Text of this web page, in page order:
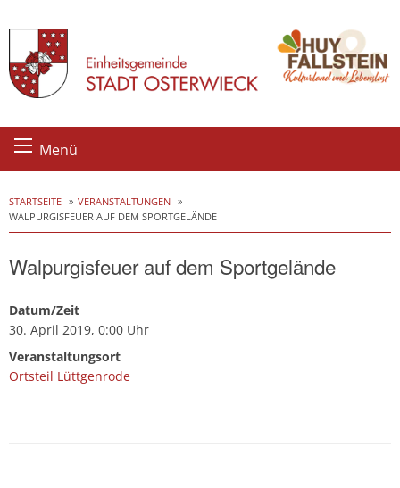
Skip
Menü
STARTSEITE
VERANSTALTUNGEN
WALPURGISFEUER AUF DEM SPORTGELÄNDE
Walpurgisfeuer auf dem Sportgelände
Datum/Zeit
30. April 2019, 0:00 Uhr
Veranstaltungsort
Ortsteil Lüttgenrode